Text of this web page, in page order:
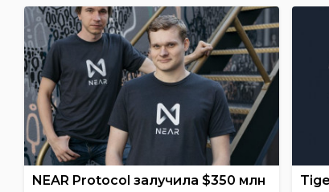
NEAR Protocol залучила $350 млн